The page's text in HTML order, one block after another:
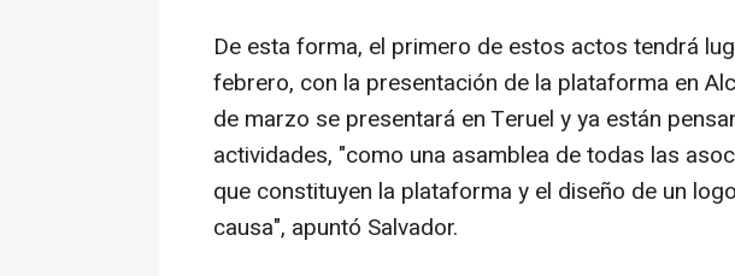
De esta forma, el primero de estos actos tendrá
febrero, con la presentación de la plataforma en
de marzo se presentará en Teruel y ya están
actividades, "como una asamblea de todas las
que constituyen la plataforma y el diseño de un
causa", apuntó Salvador.